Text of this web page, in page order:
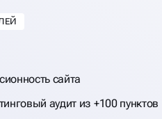
сайта
аудит из +100 пунктов